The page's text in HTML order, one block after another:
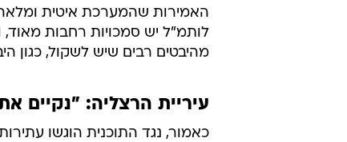
האמירות שהמערכת איטית ומלאה
מהיבטים רבים שיש לשקול, כגון
עיריית הרצליה: "נקיים
כאמור, נגד התוכנית הוגשו